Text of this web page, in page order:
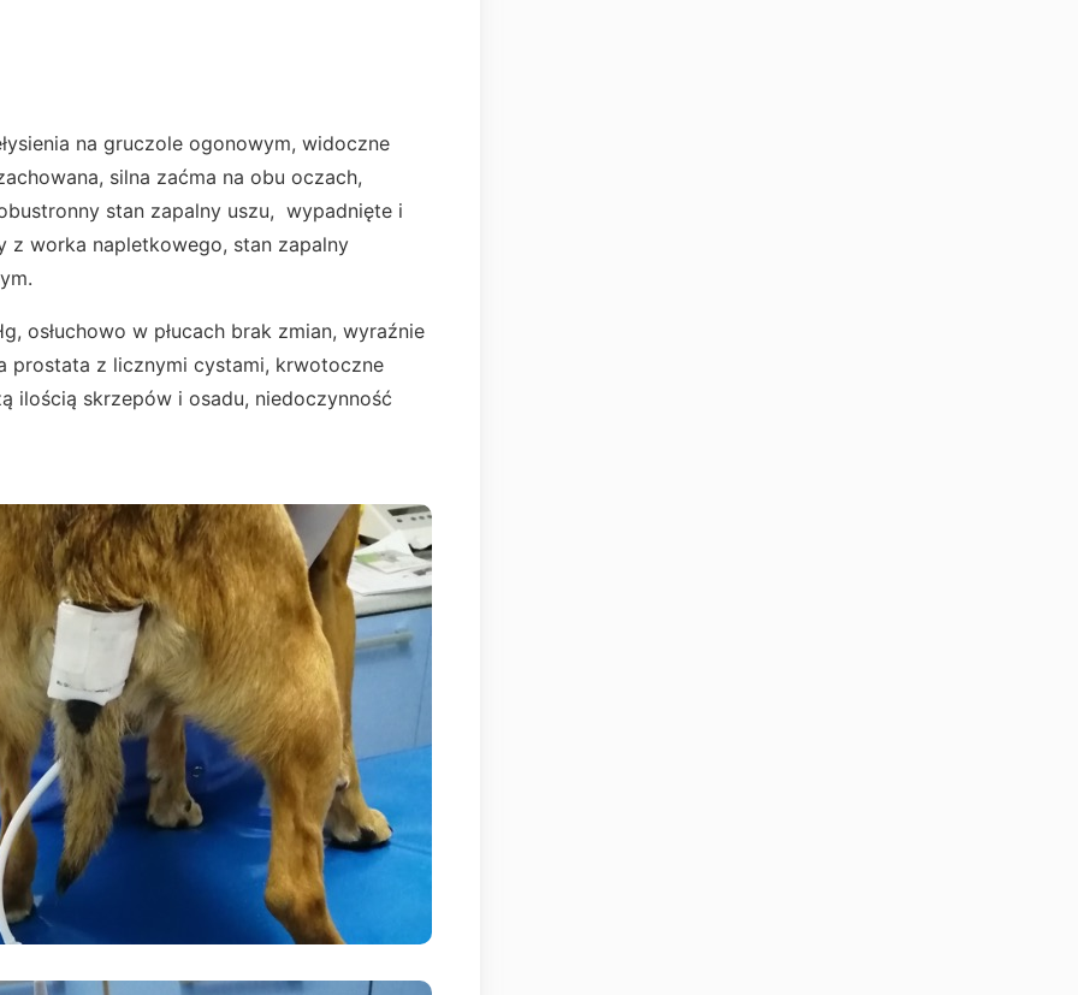
na gruczole ogonowym, widoczne
silna zaćma na obu oczach,
stan zapalny uszu, wypadnięte i
z worka napletkowego, stan zapalny
osłuchowo w płucach brak zmian, wyraźnie
prostata z licznymi cystami, krwotoczne
ilością skrzepów i osadu, niedoczynność